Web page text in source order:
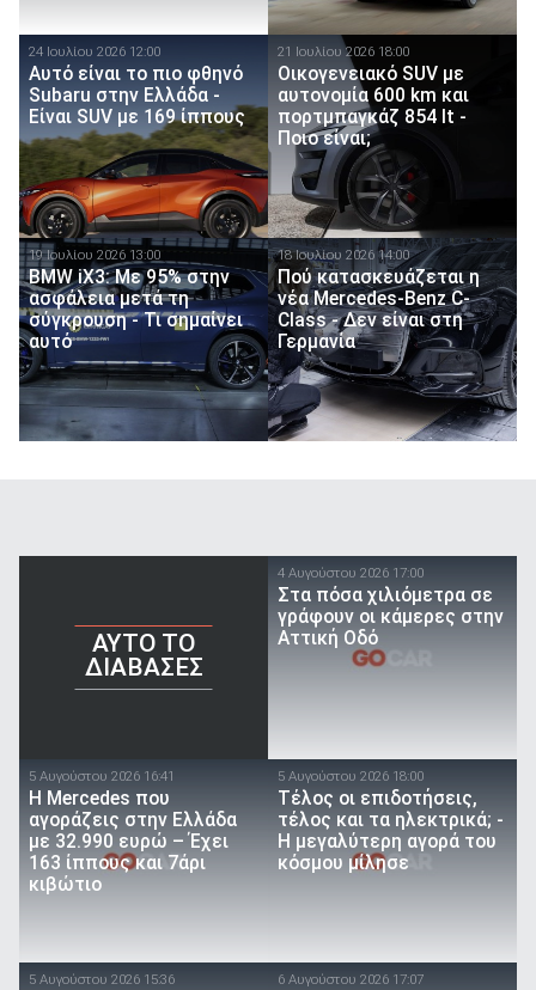
24 Ιουλίου 2026 12:00
Αυτό είναι το πιο φθηνό
Subaru στην Ελλάδα -
Είναι SUV με 169 ίππους
21 Ιουλίου 2026 18:00
Οικογενειακό SUV με
αυτονομία 600 km και
πορτμπαγκάζ 854 lt -
Ποιο είναι;
19 Ιουλίου 2026 13:00
BMW iX3: Με 95% στην
ασφάλεια μετά τη
σύγκρουση - Τι σημαίνει
αυτό
18 Ιουλίου 2026 14:00
Πού κατασκευάζεται η
νέα Mercedes-Benz C-
Class - Δεν είναι στη
Γερμανία
AYTO TO
ΔΙΑΒΑΣΕΣ
4 Αυγούστου 2026 17:00
Στα πόσα χιλιόμετρα σε
γράφουν οι κάμερες στην
Αττική Οδό
5 Αυγούστου 2026 16:41
Η Mercedes που
αγοράζεις στην Ελλάδα
με 32.990 ευρώ – Έχει
163 ίππους και 7άρι
κιβώτιο
5 Αυγούστου 2026 18:00
Τέλος οι επιδοτήσεις,
τέλος και τα ηλεκτρικά; -
Η μεγαλύτερη αγορά του
κόσμου μίλησε
5 Αυγούστου 2026 15:36 6 Αυγούστου 2026 17:07